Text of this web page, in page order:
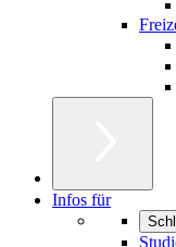
Infos für